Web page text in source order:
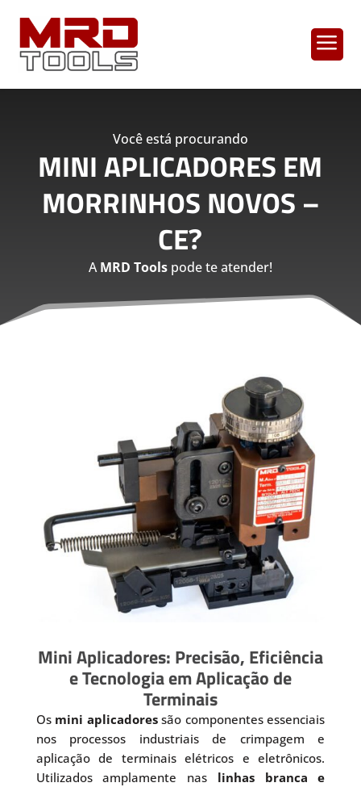
a
Você está procurando
MINI APLICADORES EM
MORRINHOS NOVOS –
CE?
AMRD Toolspode te atender!
Mini Aplicadores: Precisão, Eficiência
e Tecnologia em Aplicação de
Terminais
Os mini aplicadoressão componentes essenciais
nos processos industriais de crimpagem e
aplicação de terminais elétricos e eletrônicos.
Utilizados amplamente nas linhas branca e